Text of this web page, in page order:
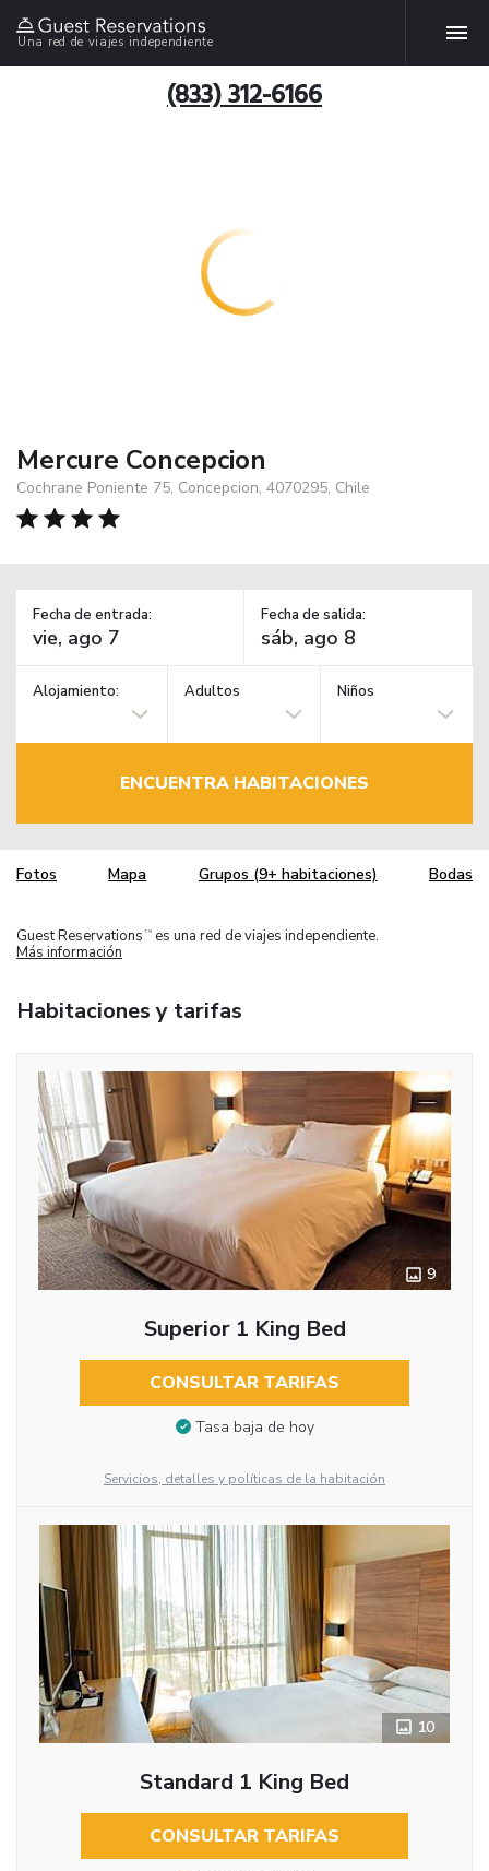
Una red de viajes independiente
(833) 312-6166
Mercure Concepcion
Cochrane Poniente 75, Concepcion, 4070295, Chile
Fecha de entrada: Fecha de salida:
Alojamiento: Adultos Niños
ENCUENTRA HABITACIONES
Fotos Mapa Grupos (9+ habitaciones) Bodas
Guest Reservations TM
es una red de viajes independiente.
Más información
Habitaciones y tarifas
9
Superior 1 King Bed
CONSULTAR TARIFAS
Tasa baja de hoy
Servicios, detalles y políticas de la habitación
10
Standard 1 King Bed
CONSULTAR TARIFAS